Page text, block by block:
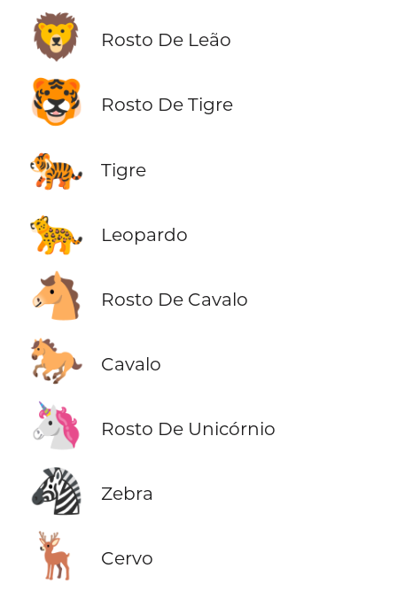
🦁 Rosto De Leão
🐯 Rosto De Tigre
🐅 Tigre
🐆 Leopardo
🐴 Rosto De Cavalo
🐎 Cavalo
🦄 Rosto De Unicórnio
🦓 Zebra
🦌 Cervo